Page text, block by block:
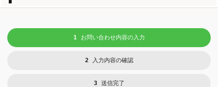
1 お問い合わせ内容の入力
2 入力内容の確認
3 送信完了